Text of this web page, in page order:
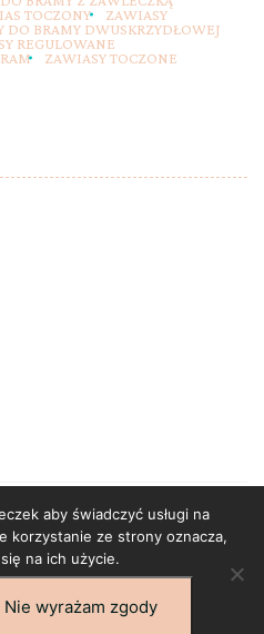
TOCZONY
ZAWIASY
DO BRAMY DWUSKRZYDŁOWEJ
REGULOWANE
ZAWIASY TOCZONE
metalowe
przezBlossom
.
aby świadczyć usługi na
korzystanie ze strony oznacza,
na ich użycie.
Nie wyrażam zgody